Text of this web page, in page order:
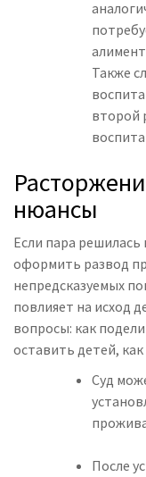
Также
второй
нюансы
Если пара решилась
оформить развод
непредсказуемых
повлияет на исход
вопросы: как
оставить детей,
Суд
После